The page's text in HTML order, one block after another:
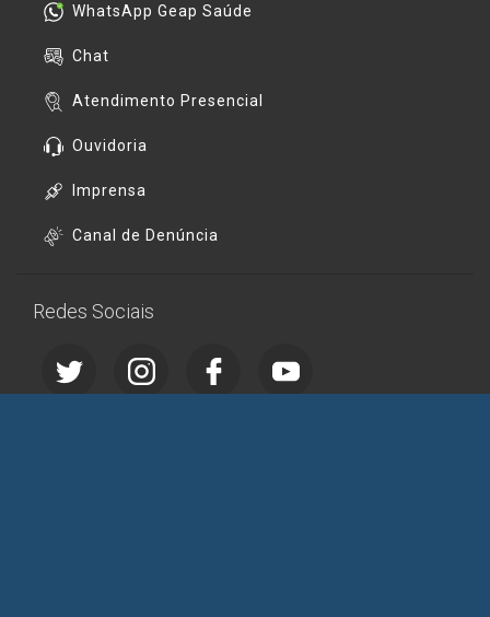
WhatsApp Geap Saúde
Chat
Atendimento Presencial
Ouvidoria
Imprensa
Canal de Denúncia
Redes Sociais